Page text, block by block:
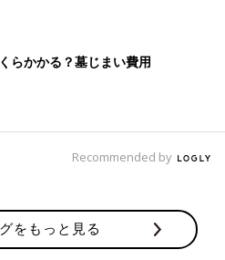
らかかる？墓じまい費用
Recommended by
をもっと見る